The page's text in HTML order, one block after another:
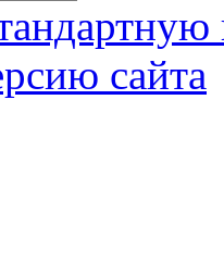
сайта